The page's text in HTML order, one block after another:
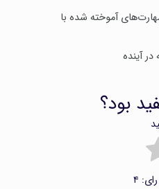
آموخته شده با
آینده
بود؟
۴